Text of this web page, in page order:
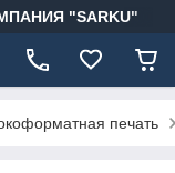
"SARKU"
печать